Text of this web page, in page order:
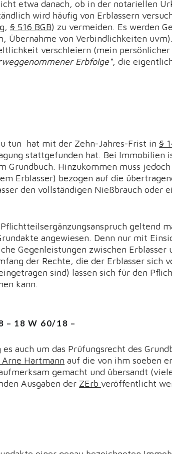
etwa danach, ob in der notariellen
wird häufig von Erblassern
§ 516 BGB) zu vermeiden. Es werden
Übernahme von Verbindlichkeiten
verschleiern (mein persönlicher
Erbfolge“, die
tun hat mit der Zehn-Jahres-Frist in§
stattgefunden hat. Bei Immobilien
Grundbuch. Hinzukommen muss
Erblasser) bezogen auf die
den vollständigen Nießbrauch oder
geltend
angewiesen. Denn nur mit
Gegenleistungen zwischen Erblasser
der Rechte, die der Erblasser sich
sind) lassen sich für den
kann.
– 18 W 60/18 –
es auch um das Prüfungsrecht des
Hartmann auf die von ihm soeben
gemacht und übersandt
Ausgaben der ZErbveröffentlicht